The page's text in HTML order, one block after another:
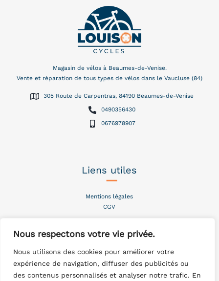
Nous respectons votre vie privée.
Nous utilisons des cookies pour améliorer votre
expérience de navigation, diffuser des publicités ou
des contenus personnalisés et analyser notre trafic. En
Magasin de vélos à Beaumes-de-Venise.
Vente et réparation de tous types de vélos dans le Vaucluse (84)
305 Route de Carpentras, 84190 Beaumes-de-Venise
0490356430
0676978907
Liens utiles
–
Mentions légales
CGV
Instagram
–